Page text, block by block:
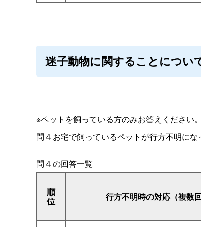
迷子動物に関することについ
※ペットを飼っている方のみお答えください。
問４お宅で飼っているペットが行方不明に
順
位 行方不明時の対応（複数回
問４の回答一覧